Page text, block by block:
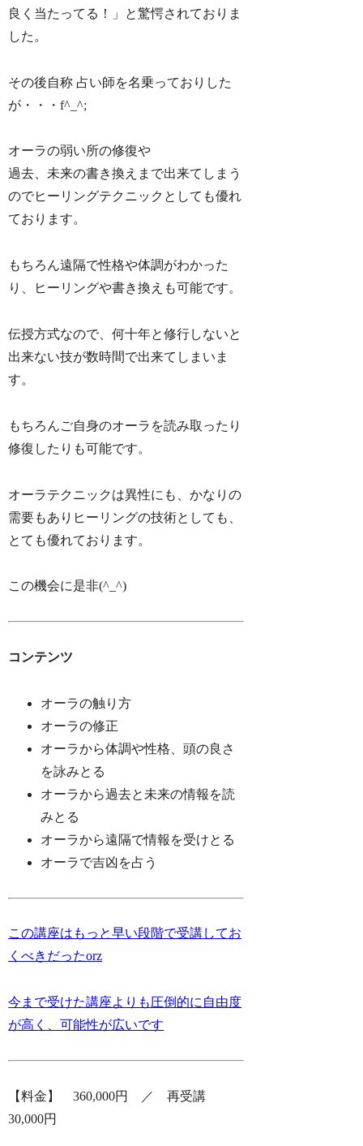
良く当たってる！」と驚愕されておりま
した。
その後自称 占い師を名乗っておりした
が・・・f^_^;
オーラの弱い所の修復や
過去、未来の書き換えまで出来てしまう
のでヒーリングテクニックとしても優れ
ております。
もちろん遠隔で性格や体調がわかった
り、ヒーリングや書き換えも可能です。
伝授方式なので、何十年と修行しないと
出来ない技が数時間で出来てしまいま
す。
もちろんご自身のオーラを読み取ったり
修復したりも可能です。
オーラテクニックは異性にも、かなりの
需要もありヒーリングの技術としても、
とても優れております。
この機会に是非(^_^)
コンテンツ
オーラの触り方
オーラの修正
オーラから体調や性格、頭の良さ
を詠みとる
オーラから過去と未来の情報を読
みとる
オーラから遠隔で情報を受けとる
オーラで吉凶を占う
この講座はもっと早い段階で受講してお
くべきだったorz
今まで受けた講座よりも圧倒的に自由度
が高く、可能性が広いです
【料金】 360,000円 ／ 再受講
30,000円